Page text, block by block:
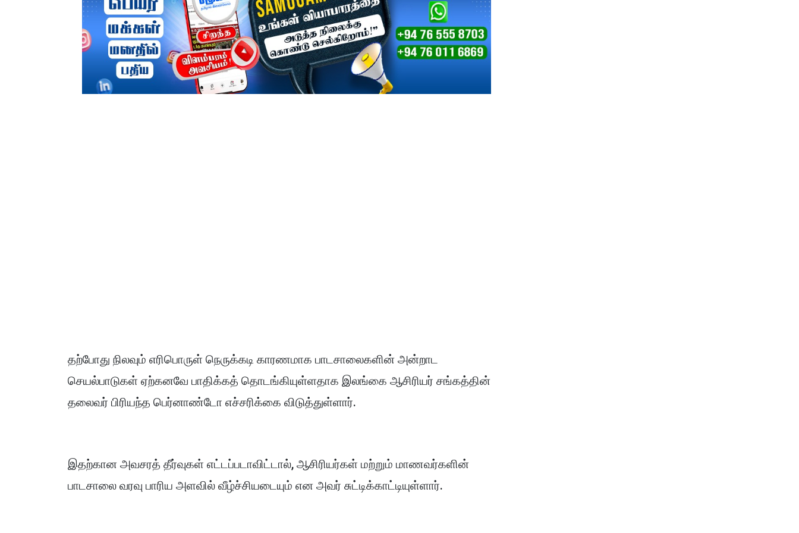
தற்போது நிலவும் எரிபொருள் நெருக்கடி காரணமாக பாடசாலைகளின் அன்றாட
செயல்பாடுகள் ஏற்கனவே பாதிக்கத் தொடங்கியுள்ளதாக இலங்கை ஆசிரியர் சங்கத்தின்
தலைவர் பிரியந்த பெர்னாண்டோ எச்சரிக்கை விடுத்துள்ளார்.
இதற்கான அவசரத் தீர்வுகள் எட்டப்படாவிட்டால், ஆசிரியர்கள் மற்றும் மாணவர்களின்
பாடசாலை வரவு பாரிய அளவில் வீழ்ச்சியடையும் என அவர் சுட்டிக்காட்டியுள்ளார்.